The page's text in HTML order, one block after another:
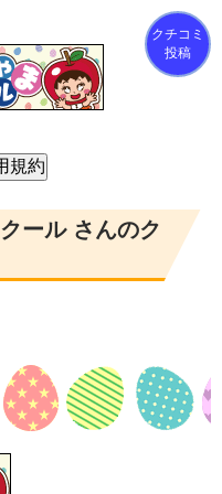
クチコミ
投稿
ール さんのク